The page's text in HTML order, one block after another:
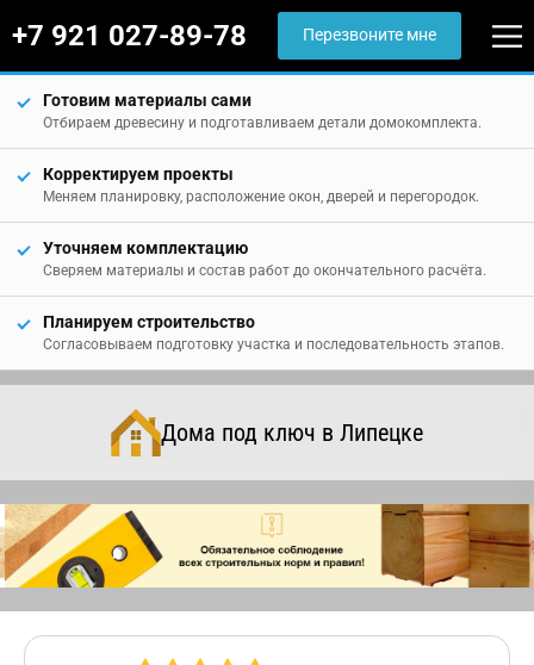
+7 921 027-89-78 Перезвоните мне
Готовим материалы сами
Отбираем древесину и подготавливаем детали домокомплекта.
Корректируем проекты
Меняем планировку, расположение окон, дверей и перегородок.
Уточняем комплектацию
Сверяем материалы и состав работ до окончательного расчёта.
Планируем строительство
Согласовываем подготовку участка и последовательность этапов.
Дома под ключ в Липецке